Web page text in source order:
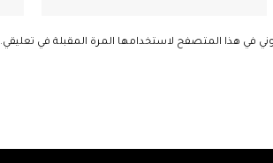
في هذا المتصفح لاستخدامها المرة المقبلة في تعليقي.